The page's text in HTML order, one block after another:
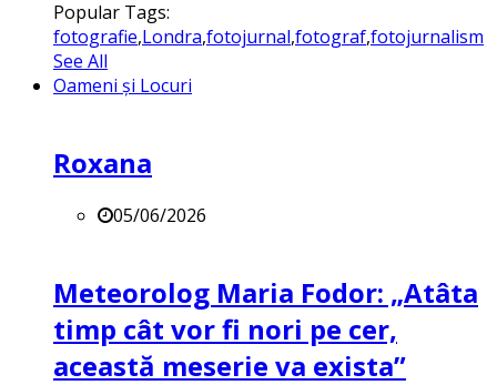
Popular Tags:
fotografie,Londra,fotojurnal,fotograf,fotojurnalism
See All
Oameni și Locuri
Roxana
05/06/2026
Meteorolog Maria Fodor: „Atâta
timp cât vor fi nori pe cer,
această meserie va exista”